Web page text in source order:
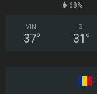
68%
VIN
37°
S
31 °